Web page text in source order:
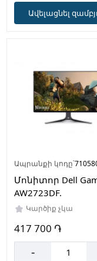
Ավելացնել
Ապրանքի կոդը՝
Մոնիտոր Dell
AW2723DF.
Կարծիք չկա
417 700 ֏
-